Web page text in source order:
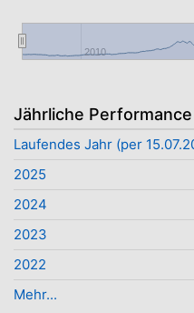
2010
Jährliche Performance
Laufendes Jahr (per
2025
2024
2023
2022
Mehr...